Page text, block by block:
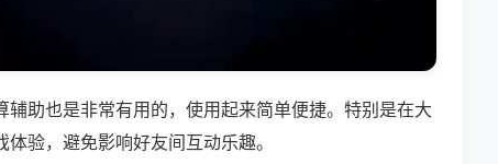
助也是非常有用的，使用起来简单便捷。特别是在大
验，避免影响好友间互动乐趣。